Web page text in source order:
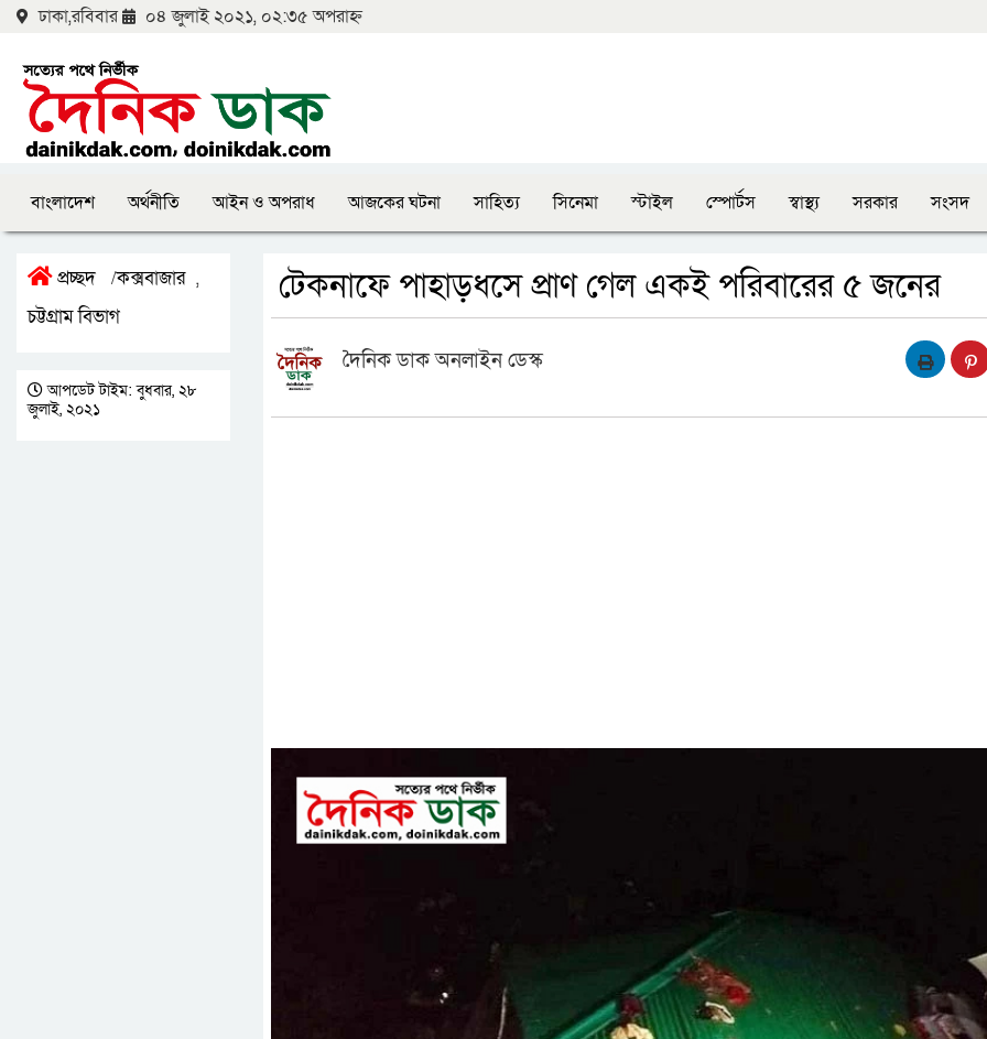
ঢাকা,রবিবার ০৪ জুলাই ২০২১, ০২:৩৫ অপরাহ্ন
বাংলাদেশ অর্থনীতি আইন ও অপরাধ আজকের ঘটনা সাহিত্য সিনেমা স্টাইল স্পোর্টস স্বাস্থ্য সরকার সংসদ
প্রচ্ছদ /কক্সবাজার ,
চট্টগ্রাম বিভাগ
আপডেট টাইম: বুধবার, ২৮
জুলাই, ২০২১
টেকনাফে পাহাড়ধসে প্রাণ গেল একই পরিবারের ৫ জনের
দৈনিক ডাক অনলাইন ডেস্ক